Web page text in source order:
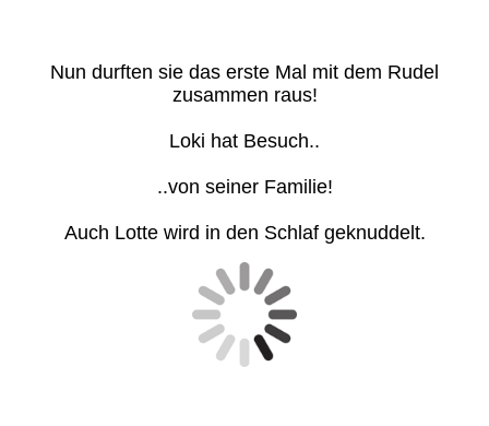
Nun durften sie das erste Mal mit dem Rudel
zusammen raus!
Loki hat Besuch..
..von seiner Familie!
Auch Lotte wird in den Schlaf geknuddelt.